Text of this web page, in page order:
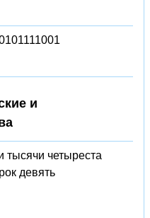
и
тысячи четыреста
девять